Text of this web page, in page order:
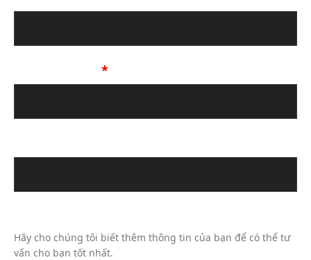
*
Hãy cho chúng tôi biết thêm thông tin của bạn để có thể tư
vấn cho bạn tốt nhất.